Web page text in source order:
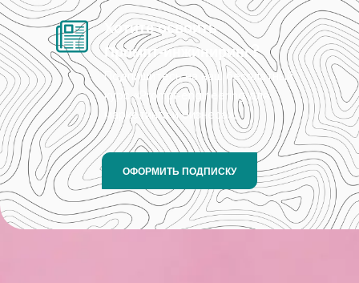
Хотите освоить
Промпт‑инжиниринг?
Подпишитесь на наш бесплатный
курс «Prompt‑engineering для
маркетинга и бизнеса»!
ОФОРМИТЬ ПОДПИСКУ